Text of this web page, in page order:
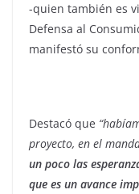
-quien también es
Defensa al
manifestó su
Destacó que
proyecto, en el
un poco las
que es un avance